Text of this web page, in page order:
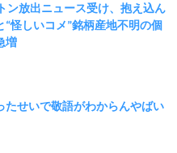
ン放出ニュース受け、抱え込ん
“怪しいコメ”銘柄産地不明の個
増
たせいで敬語がわからんやばい